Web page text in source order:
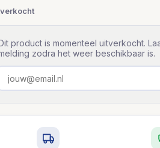
product is momenteel uitverkocht.
zodra het weer beschikbaar is.